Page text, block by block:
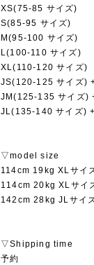
XS(75-85 サイズ)
S(85-95 サイズ)
M(95-100 サイズ)
L(100-110 サイズ)
XL(110-120 サイズ)
JS(120-125 サイズ)
JM(125-135 サイズ)
JL(135-140 サイズ)
▽model size
114cm 19kg XLサイ
114cm 20kg XLサイ
142cm 28kg JLサイ
▽Shipping time
予約